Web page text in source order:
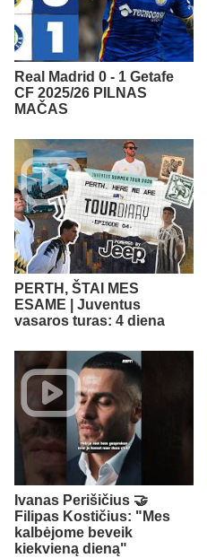
Real Madrid 0 - 1 Getafe
CF 2025/26 PILNAS
MAČAS
PERTH, ŠTAI MES
ESAME | Juventus
vasaros turas: 4 diena
Ivanas Perišičius 🤝
Filipas Kostičius: "Mes
kalbėjome beveik
kiekvieną dieną"